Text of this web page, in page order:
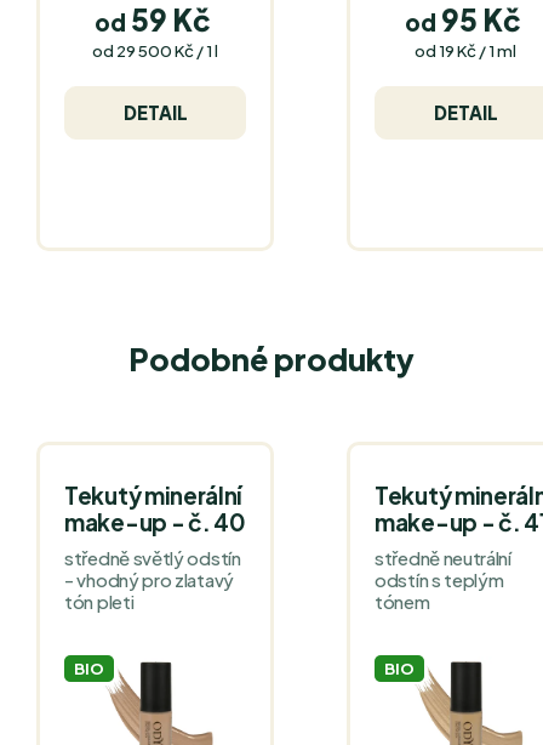
od 59 Kč
Měrná
od 29 500 Kč / 1 l
DETAIL
od 95 Kč
Měrná
od 19 Kč / 1 ml
DETAIL
Podobné produkty
Tekutý minerální
make-up - č. 40
středně světlý odstín
- vhodný pro zlatavý
tón pleti
BIO
Tekutý
make-up - č.
středně neutrální
odstín s teplým
tónem
BIO